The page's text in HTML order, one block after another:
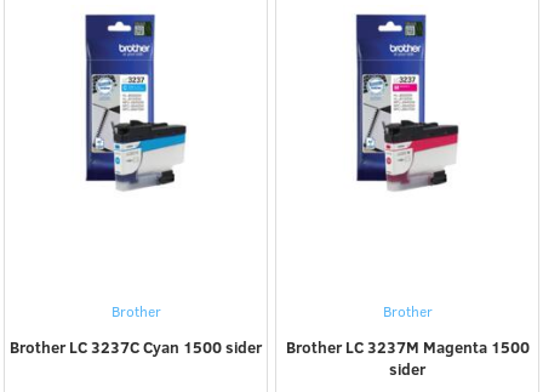
Brother
Brother LC 3237C Cyan 1500 sider
Brother
Brother LC 3237M Magenta 1500
sider